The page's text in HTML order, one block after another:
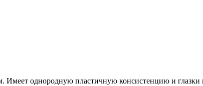
однородную пластичную консистенцию и глазки